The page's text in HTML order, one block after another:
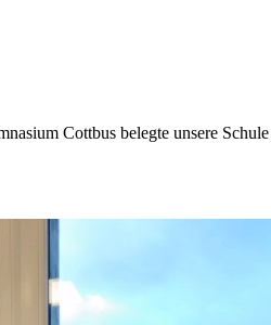
Cottbus belegte unsere